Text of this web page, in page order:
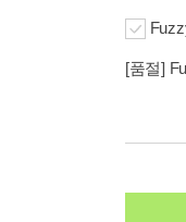
[품절]